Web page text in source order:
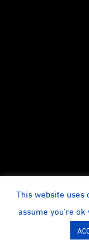
instagram
This website
assume you're